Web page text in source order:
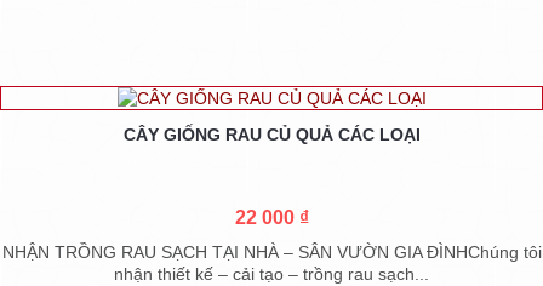
CÂY GIỐNG RAU CỦ QUẢ CÁC LOẠI
22 000 ₫
NHẬN TRỒNG RAU SẠCH TẠI NHÀ – SÂN VƯỜN GIA ĐÌNHChúng tôi
nhận thiết kế – cải tạo – trồng rau sạch...